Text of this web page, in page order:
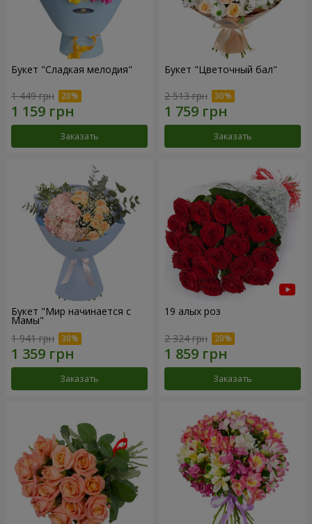
Букет "Сладкая мелодия"
1 449 грн
Заказать
Букет "Цветочный бал"
2 513 грн
Заказать
Букет "Мир начинается с
Мамы"
1 941 грн
Заказать
19 алых роз
2 324 грн
Заказать